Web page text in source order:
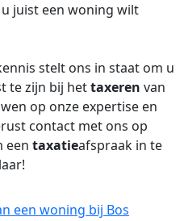
juist een woning wilt
stelt ons in staat om u
te zijn bij hettaxeren van
op onze expertise en
contact met ons op
een taxatieafspraak in te
een woning bij Bos